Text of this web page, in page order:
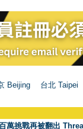
Beijing 台北 Taipei
萬挑戰再被翻出